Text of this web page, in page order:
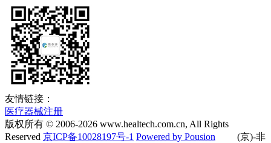
友情链接：
医疗器械注册
版权所有 © 2006-2026 www.healtech.com.cn, All Rights
Reserved 京ICP备10028197号-1 Powered by Pousion
(京)-非